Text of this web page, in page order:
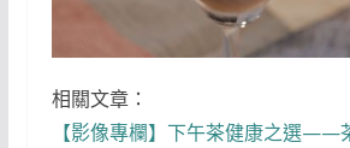
相關文章：
【影像專欄】下午茶健康之選——